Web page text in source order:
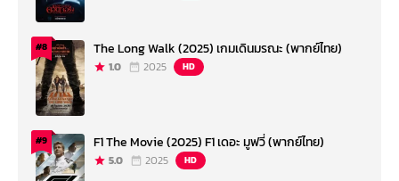
#8 The Long Walk (2025) เกมเดินมรณะ (พากย์ไทย)
1.0 2025 HD
#9 F1 The Movie (2025) F1 เดอะ มูฟวี่ (พากย์ไทย)
5.0 2025 HD